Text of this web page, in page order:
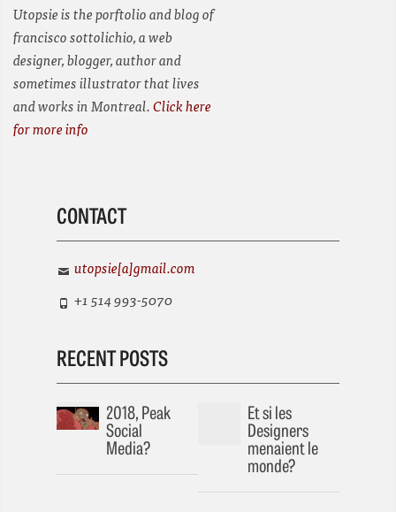
Utopsie is the porftolio and blog of
francisco sottolichio, a web
designer, blogger, author and
sometimes illustrator that lives
and works in Montreal.Click here
for more info
CONTACT
utopsie[a]gmail.com
+1 514 993-5070
RECENT POSTS
2018, Peak
Social
Media?
Et si les
Designers
menaient le
monde?